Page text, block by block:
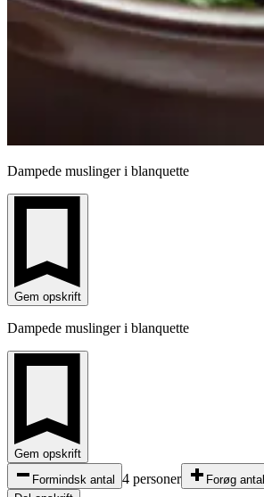
Dampede muslinger i blanquette
Gem opskrift
Dampede muslinger i blanquette
Gem opskrift
Formindsk antal
4 personer
Forøg antal